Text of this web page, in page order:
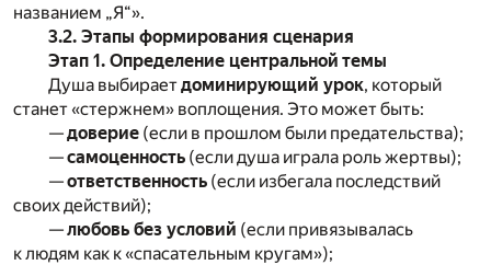
названием „Я“».
3.2. Этапы формирования сценария
Этап 1. Определение центральной темы
Душа выбираетдоминирующий урок, который
станет «стержнем» воплощения. Это может быть:
—доверие (если в прошлом были предательства);
—самоценность (если душа играла роль жертвы);
—ответственность (если избегала последствий
своих действий);
—любовь без условий (если привязывалась
к людям как к «спасательным кругам»);